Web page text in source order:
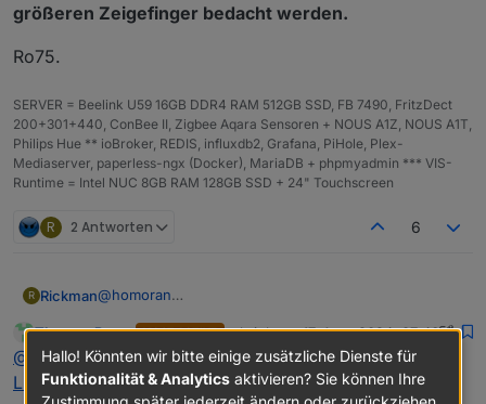
größeren Zeigefinger bedacht werden.
Ro75.
SERVER = Beelink U59 16GB DDR4 RAM 512GB SSD, FB 7490, FritzDect
200+301+440, ConBee II, Zigbee Aqara Sensoren + NOUS A1Z, NOUS A1T,
Philips Hue ** ioBroker, REDIS, influxdb2, Grafana, PiHole, Plex-
Mediaserver, paperless-ngx (Docker), MariaDB + phpmyadmin *** VIS-
Runtime = Intel NUC 8GB RAM 128GB SSD + 24" Touchscreen
R 2 Antworten 6
R Rickman@homoran
ein Betriebssystemupdate da ist. Das gab es so
vorher nicht - da kam der Punkt nur, wenn was
wirklich wichtiges passiert ist, worum man sich
schnellstens kümmern sollte.
@Thomas-Braun
Danke für den Hinweis, das weiß ich ebenfalls. Nur
mache ich das gerne ohne ständig beim öffnen vom
iobroker drauf hingewiesen zu werden.
Sorry, hilfreich waren beide Antworten jetzt nicht!
Ich habe nur die einfache Frage gestellt, ob man das
Online
Thomas Braun MOST ACTIVE schrieb am17. Aug. 2024, 07:46
@ rickmansagte in Betriebssystem-Paket-Updates,
Linux ist auf neustem Stand:
Hallo! Könnten wir bitte einige zusätzliche Dienste für
Funktionalität & Analytics aktivieren? Sie können Ihre